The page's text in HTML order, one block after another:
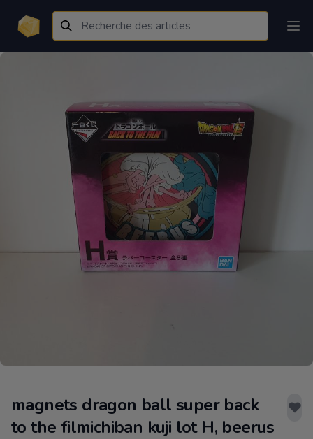
magnets dragon ball super back
to the filmichiban kuji lot H, beerus